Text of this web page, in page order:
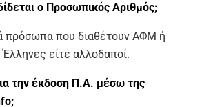
ο Προσωπικός Αριθμός;
πρόσωπα που διαθέτουν ΑΦΜ ή
είτε αλλοδαποί.
την έκδοση Π.Α. μέσω της